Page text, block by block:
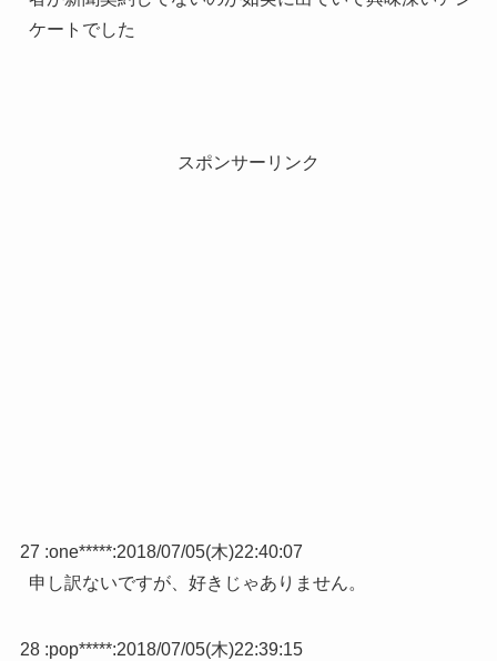
ケートでした
スポンサーリンク
27 :one*****:2018/07/05(木)22:40:07
申し訳ないですが、好きじゃありません。
28 :pop*****:2018/07/05(木)22:39:15